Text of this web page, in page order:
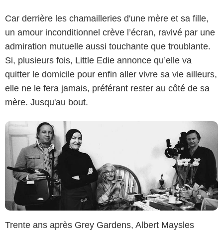
Car derrière les chamailleries d'une mère et sa fille,
un amour inconditionnel crève l’écran, ravivé par une
admiration mutuelle aussi touchante que troublante.
Si, plusieurs fois, Little Edie annonce qu’elle va
quitter le domicile pour enfin aller vivre sa vie ailleurs,
elle ne le fera jamais, préférant rester au côté de sa
mère. Jusqu'au bout.
Criterion
Trente ans après Grey Gardens, Albert Maysles